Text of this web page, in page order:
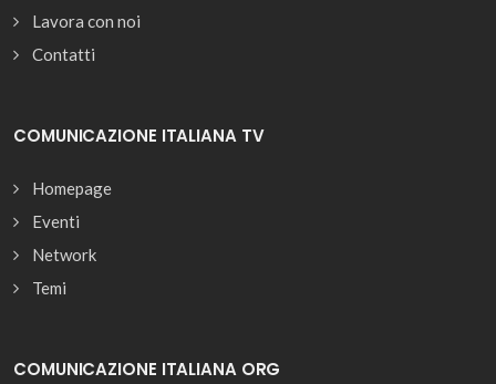
Lavora con noi
Contatti
COMUNICAZIONE ITALIANA TV
Homepage
Eventi
Network
Temi
COMUNICAZIONE ITALIANA ORG